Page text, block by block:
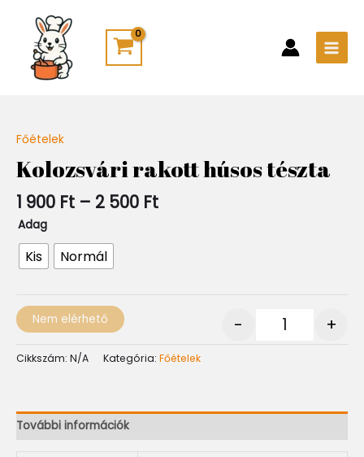
content
Főételek
Kolozsvári rakott húsos tészta
1 900 Ft – 2 500 Ft
1
900 Ft
-
2
Adag
Kis Normál
- +
Nem elérhető
Cikkszám: N/A Kategória: Főételek
További információk